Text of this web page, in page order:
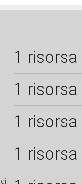
1 risorsa
1 risorsa
1 risorsa
1 risorsa
di